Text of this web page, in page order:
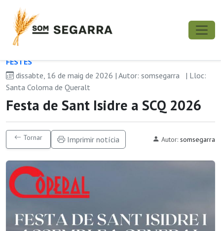
FESTES
dissabte, 16 de maig de 2026 | Autor: somsegarra
| Lloc:
Santa Coloma de Queralt
Festa de Sant Isidre a SCQ 2026
Tornar Imprimir notícia Autor: somsegarra